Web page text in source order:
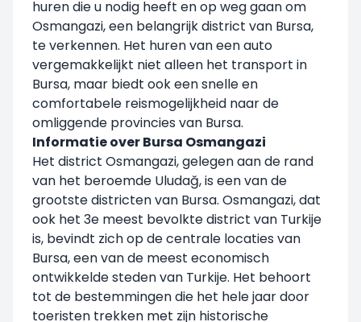
huren die u nodig heeft en op weg gaan om
Osmangazi, een belangrijk district van Bursa,
te verkennen. Het huren van een auto
vergemakkelijkt niet alleen het transport in
Bursa, maar biedt ook een snelle en
comfortabele reismogelijkheid naar de
omliggende provincies van Bursa.
Informatie over Bursa Osmangazi
Het district Osmangazi, gelegen aan de rand
van het beroemde Uludağ, is een van de
grootste districten van Bursa. Osmangazi, dat
ook het 3e meest bevolkte district van Turkije
is, bevindt zich op de centrale locaties van
Bursa, een van de meest economisch
ontwikkelde steden van Turkije. Het behoort
tot de bestemmingen die het hele jaar door
toeristen trekken met zijn historische